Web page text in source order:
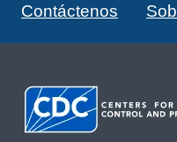
Contáctenos